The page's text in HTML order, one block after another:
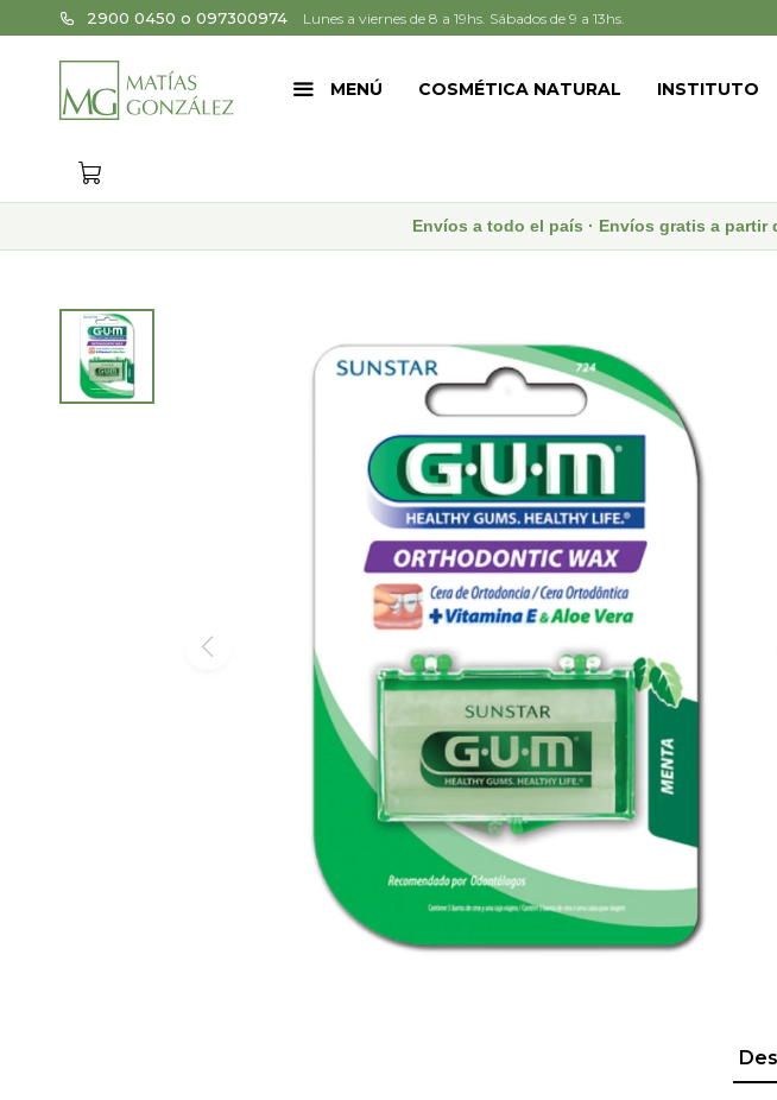
MENÚ COSMÉTICA NATURAL INSTITUTO
2900 0450 o 097300974 Lunes a viernes de 8 a 19hs. Sábados de 9 a 13hs.
Envíos a todo el país · Envíos gratis a partir